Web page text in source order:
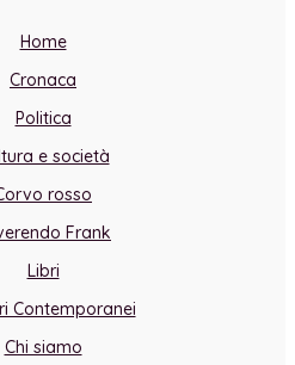
Home
Cronaca
Politica
e società
rosso
Frank
Libri
Contemporanei
Chi siamo